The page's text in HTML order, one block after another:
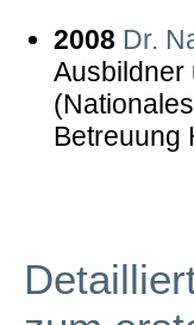
2008 Dr.
Ausbildner
Betreuung